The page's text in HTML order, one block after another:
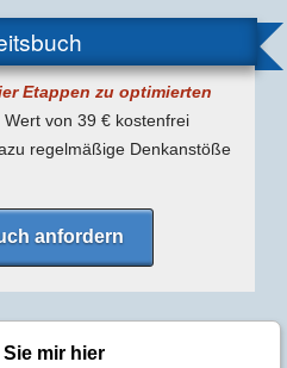
Etappen zu optimierten
Wert von 39 € kostenfrei
regel­mäßige Denk­anstöße
anfordern
Sie mir hier